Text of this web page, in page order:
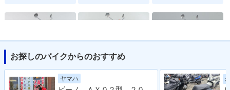
2019年 Giorno・カ
ラーチェンジ
2018年 Giorno くま
モンバージョン・特
お探しのバイクからのおすすめ
ヤマハ